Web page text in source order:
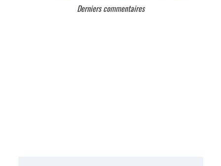
Derniers commentaires